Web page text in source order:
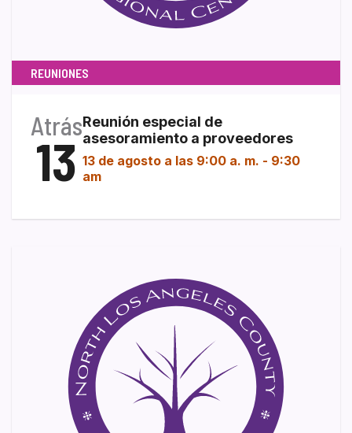
REUNIONES
Atrás
13
Reunión especial de
asesoramiento a proveedores
13 de agosto a las 9:00 a. m. - 9:30
am